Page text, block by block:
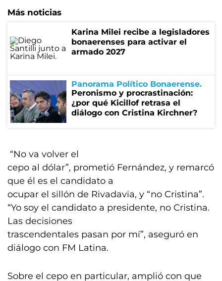
Más noticias
Karina Milei recibe a legisladores
bonaerenses para activar el
armado 2027
Panorama Político Bonaerense
Peronismo y procrastinación:
¿por qué Kicillof retrasa el
diálogo con Cristina Kirchner?
“No va volver el
cepo al dólar”, prometió Fernández, y remarcó
que él es el candidato a
ocupar el sillón de Rivadavia, y “no Cristina”.
“Yo soy el candidato a presidente, no Cristina.
Las decisiones
trascendentales pasan por mí”, aseguró en
diálogo con FM Latina.
Sobre el cepo en particular, amplió con que